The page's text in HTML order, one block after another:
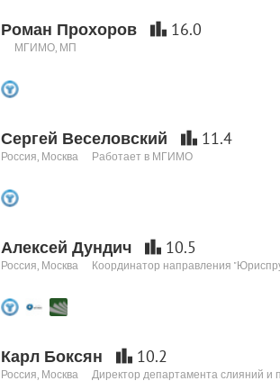
Роман Прохоров 16.0
МГИМО, МП
Сергей Веселовский 11.4
Россия, Москва Работает в МГИМО
Алексей Дундич 10.5
Россия, Москва Координатор направления
Карл Боксян 10.2
Россия, Москва Директор департамента слияний и